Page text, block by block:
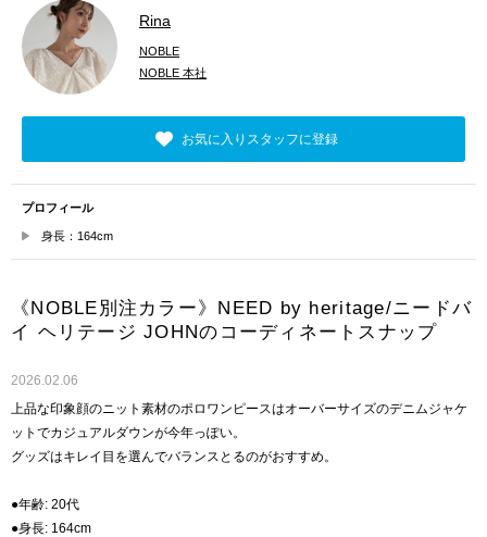
Rina
NOBLE
NOBLE 本社
お気に入りスタッフに登録
プロフィール
身長：164cm
《NOBLE別注カラー》NEED by heritage/ニードバ
イ ヘリテージ JOHNのコーディネートスナップ
2026.02.06
上品な印象顔のニット素材のポロワンピースはオーバーサイズのデニムジャケ
ットでカジュアルダウンが今年っぽい。
グッズはキレイ目を選んでバランスとるのがおすすめ。
●年齢: 20代
●身長: 164cm